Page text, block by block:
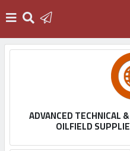
اتوسكو الهندسية للمعدات ADVANCED TECHNICAL &
OILFIELD